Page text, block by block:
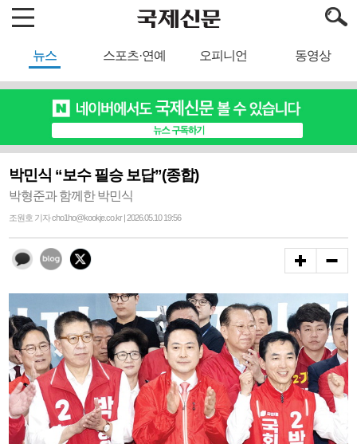
뉴스 스포츠·연예 오피니언 동영상
박민식 “보수 필승 보답”(종합)
박형준과 함께한 박민식
조원호 기자 cho1ho@kookje.co.kr | 2026.05.10 19:56